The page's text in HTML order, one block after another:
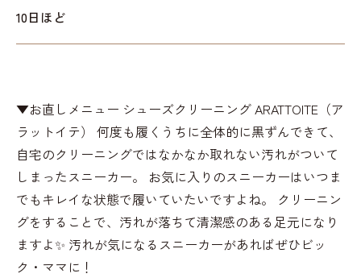
10日ほど
▼お直しメニュー シューズクリーニング ARATTOITE（ア
ラットイテ） 何度も履くうちに全体的に黒ずんできて、
自宅のクリーニングではなかなか取れない汚れがついて
しまったスニーカー。 お気に入りのスニーカーはいつま
でもキレイな状態で履いていたいですよね。 クリーニン
グをすることで、汚れが落ちて清潔感のある足元になり
ますよ✨ 汚れが気になるスニーカーがあればぜひビッ
ク・ママに！